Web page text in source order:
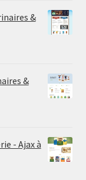
&
&
- Ajax à